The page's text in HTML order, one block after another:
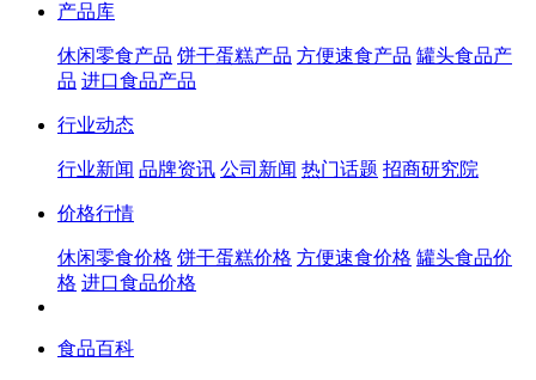
产品库
休闲零食产品 饼干蛋糕产品 方便速食产品 罐头食品产
品 进口食品产品
行业动态
行业新闻 品牌资讯 公司新闻 热门话题 招商研究院
价格行情
休闲零食价格 饼干蛋糕价格 方便速食价格 罐头食品价
格 进口食品价格
食品百科